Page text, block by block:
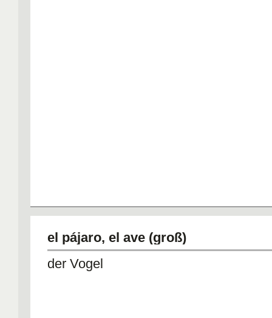
el pájaro, el ave (groß)
der Vogel